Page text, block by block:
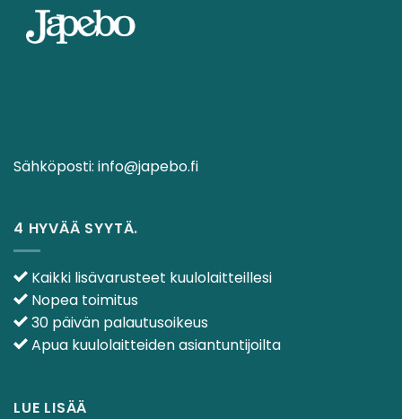
Sähköposti: info@japebo.fi
4 HYVÄÄ SYYTÄ.
Kaikki lisävarusteet kuulolaitteillesi
Nopea toimitus
30 päivän palautusoikeus
Apua kuulolaitteiden asiantuntijoilta
LUE LISÄÄ